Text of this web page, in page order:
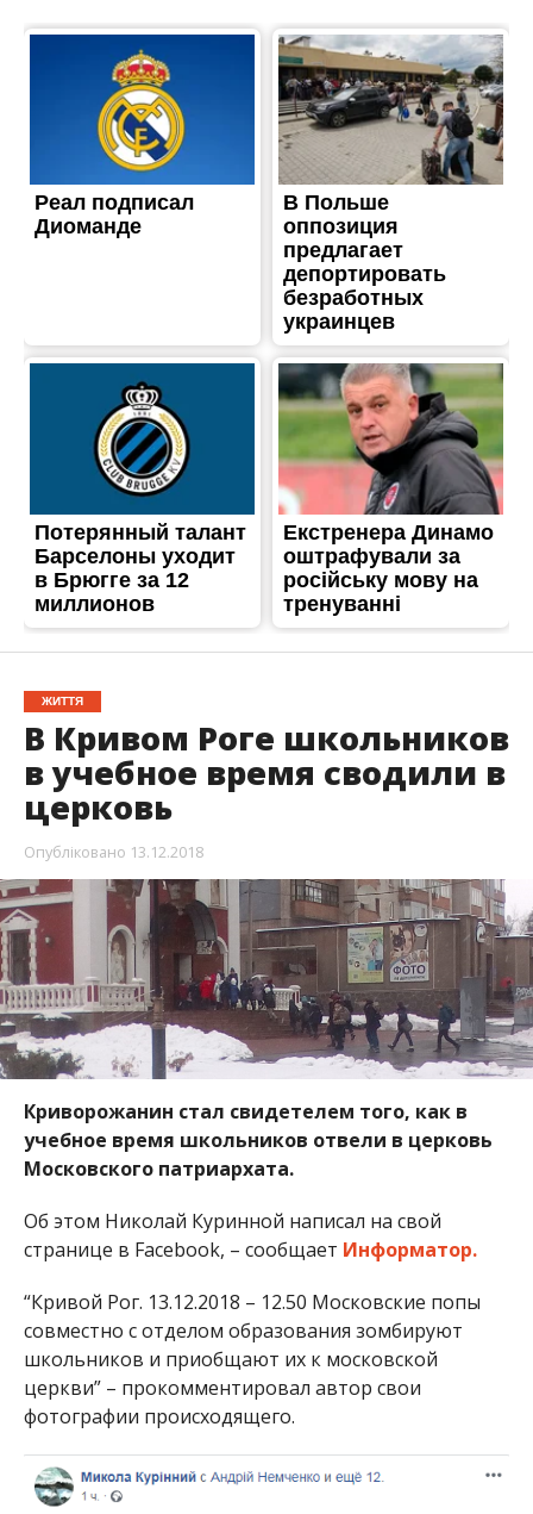
ЖИТТЯ
В Кривом Роге школьников
в учебное время сводили в
церковь
Опубліковано 13.12.2018
Криворожанин стал свидетелем того, как в
учебное время школьников отвели в церковь
Московского патриархата.
Об этом Николай Куринной написал на свой
странице в Facebook, – сообщает Информатор.
“Кривой Рог. 13.12.2018 – 12.50 Московские попы
совместно с отделом образования зомбируют
школьников и приобщают их к московской
церкви” – прокомментировал автор свои
фотографии происходящего.